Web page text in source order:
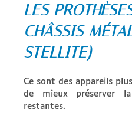
LES
CHÂSSIS
STELLITE)
Ce sont des appareils
de mieux préserver
restantes.